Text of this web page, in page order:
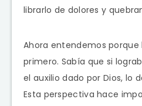
librarlo de dolores y
Ahora entendemos
primero. Sabía que si
el auxilio dado por Dios, lo
Esta perspectiva hace